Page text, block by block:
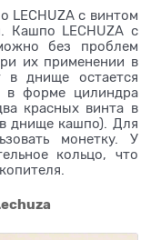
LECHUZA с винтом
Кашпо LECHUZA с
без проблем
их применении в
в днище остается
в форме цилиндра
красных винта в
днище кашпо). Для
монетку. У
кольцо, что